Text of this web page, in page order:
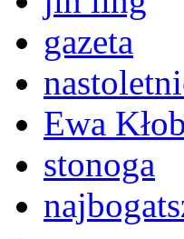
gazeta
Ewa
stonoga